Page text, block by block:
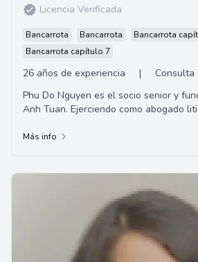
Licencia Verificada
Bancarrota Bancarrota
Bancarrota
Bancarrota capítulo 7
26 años de experiencia |
Consulta
Phu Do Nguyen es el socio senior y
Anh Tuan. Ejerciendo como abogado
Más info